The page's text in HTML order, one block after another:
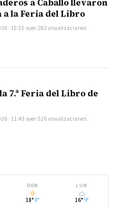
a Caballo llevaron
a la Feria del Libro
· 15:55·ayer·282 visualizaciones
7.ª Feria del Libro de
· 11:43·ayer·526 visualizaciones
DOM
18° 8°
LUN
16° 9°